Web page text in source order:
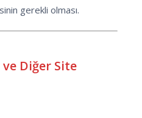
gerekli olması.
Diğer Site